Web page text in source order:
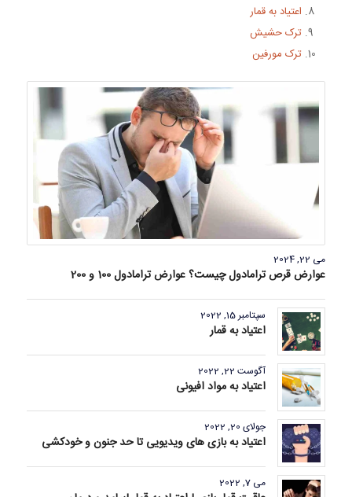
اعتیاد به قمار
ترک حشیش
ترک مورفین
می 22, 2024
عوارض قرص ترامادول چیست؟ عوارض ترامادول 100 و 200
سپتامبر 15, 2022
اعتیاد به قمار
آگوست 22, 2022
اعتیاد به مواد افیونی
جولای 20, 2022
اعتیاد به بازی های ویدیویی تا حد جنون و خودکشی
می 7, 2022